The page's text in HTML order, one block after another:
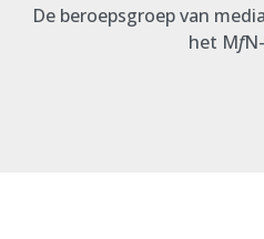
De beroepsgroep van
het Mf